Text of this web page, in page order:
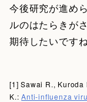
今後研究が進め
ルのはたらきが
期待したいですね
[1] Sawai R., Kuroda
K.:Anti-influenza